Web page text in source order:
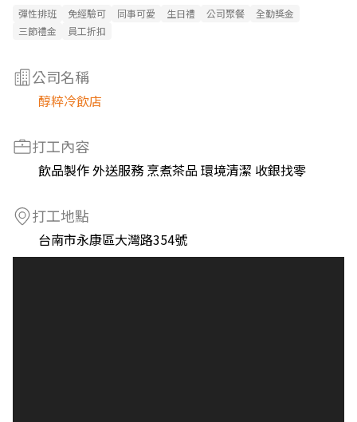
彈性排班 免經驗可 同事可愛 生日禮 公司聚餐
全勤獎金
三節禮金
員工折扣
公司名稱
醇粹冷飲店
打工內容
飲品製作 外送服務 烹煮茶品 環境清潔 收銀找零
打工地點
台南市永康區大灣路354號